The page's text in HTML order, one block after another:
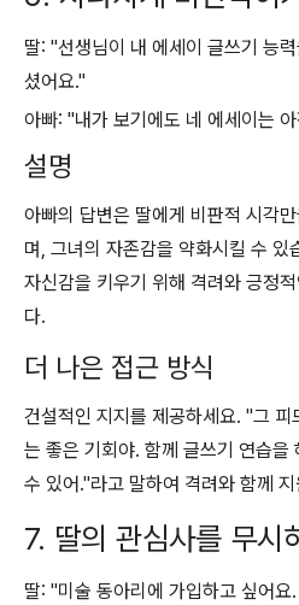
딸: "선생님이 내 에세이 글쓰기 능
셨어요."
아빠: "내가 보기에도 네 에세이는
설명
아빠의 답변은 딸에게 비판적 시각
며, 그녀의 자존감을 약화시킬 수
자신감을 키우기 위해 격려와 긍정
다.
더 나은 접근 방식
건설적인 지지를 제공하세요. "그
는 좋은 기회야. 함께 글쓰기 연습을
수 있어."라고 말하여 격려와 함께
7. 딸의 관심사를 무시
딸: "미술 동아리에 가입하고 싶어